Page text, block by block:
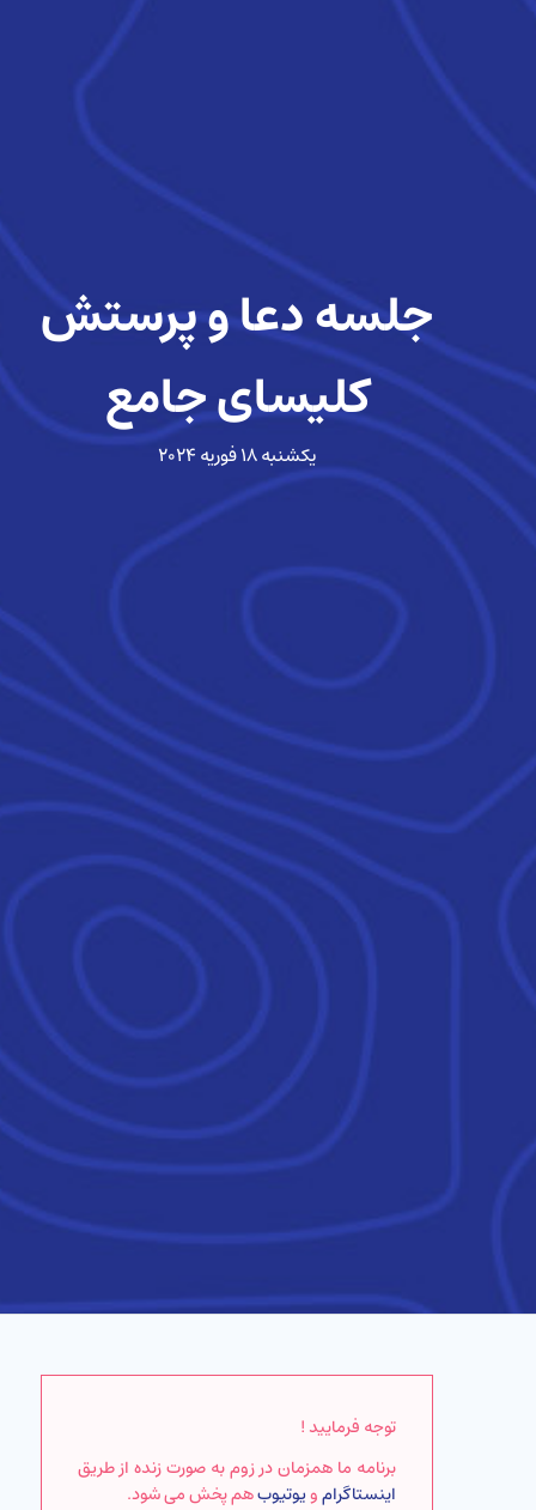
جلسه دعا و پرستش
کلیسای جامع
یکشنبه ۱۸ فوریه ۲۰۲۴
توجه فرمایید !
برنامه ما همزمان در زوم به صورت زنده از طریق
اینستاگرامویوتیوبهم پخش می شود.